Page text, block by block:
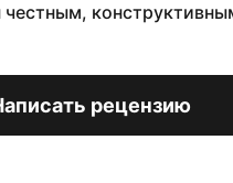
рецензию